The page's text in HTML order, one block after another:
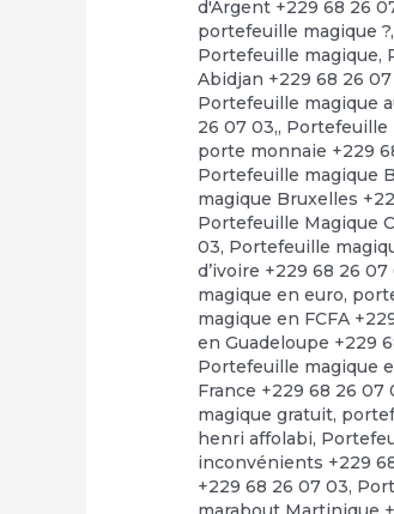
d'Argent +229 68 26
portefeuille magique ?
Portefeuille magique,
Abidjan +229 68 26
Portefeuille magique
26 07 03,, Portefeuille
porte monnaie +229
Portefeuille magique
magique Bruxelles
Portefeuille Magique
03, Portefeuille
d’ivoire +229 68 26 07
magique en euro,
magique en FCFA
en Guadeloupe +229
Portefeuille magique
France +229 68 26 07
magique gratuit,
henri affolabi,
inconvénients +229
+229 68 26 07 03,